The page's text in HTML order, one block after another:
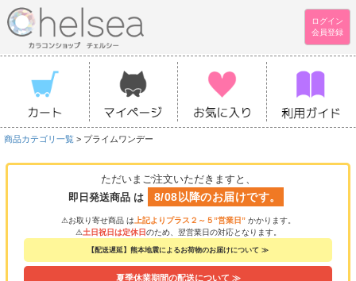
ログイン
会員登録
商品カテゴリ一覧 > プライムワンデー
ただいまご注文いただきますと、
即日発送商品 は
8/08以降のお届けです。
⚠お取り寄せ商品 は 上記よりプラス２～５”営業日” かかります。
⚠土日祝日は定休日のため、翌営業日の対応となります。
【配送遅延】熊本地震によるお荷物のお届けについて ≫
夏季休業期間の配送について ≫